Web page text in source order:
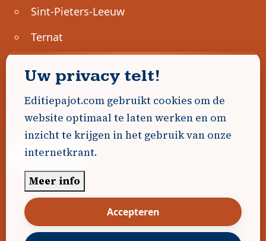
Sint-Pieters-Leeuw
Ternat
Geen advertenties gevonden.
Uw advertentie hier? Contacteer ons!
Word Partner!
© 2026 Editiepajot.com
Algemene voorwaarden
|Disclaimer Privacybeleid Cookiebeleid|
Gerealiseerd doorDavidHosse.net
Uw privacy telt!
Editiepajot.com gebruikt cookies om de
website optimaal te laten werken en om
inzicht te krijgen in het gebruik van onze
internetkrant.
Meer info
Accepteren